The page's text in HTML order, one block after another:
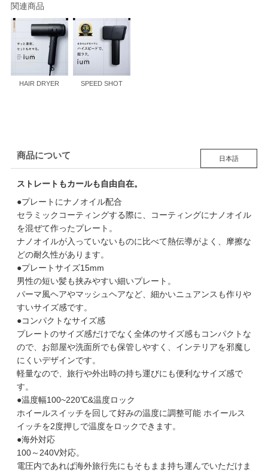
関連商品
HAIR DRYER SPEED SHOT
商品について 日本語
ストレートもカールも自由自在。
●プレートにナノオイル配合
セラミックコーティングする際に、コーティングにナノオイル
を混ぜて作ったプレート。
ナノオイルが入っていないものに比べて熱伝導がよく、摩擦な
どの耐久性があります。
●プレートサイズ15mm
男性の短い髪も挟みやすい細いプレート。
パーマ風ヘアやマッシュヘアなど、細かいニュアンスも作りや
すいサイズ感です。
●コンパクトなサイズ感
プレートのサイズ感だけでなく全体のサイズ感もコンパクトな
ので、お部屋や洗面所でも保管しやすく、インテリアを邪魔し
にくいデザインです。
軽量なので、旅行や外出時の持ち運びにも便利なサイズ感で
す。
●温度幅100~220℃&温度ロック
ホイールスイッチを回して好みの温度に調整可能 ホイールス
イッチを2度押しで温度をロックできます。
●海外対応
100～240V対応。
電圧内であれば海外旅行先にもそもまま持ち運んでいただけま